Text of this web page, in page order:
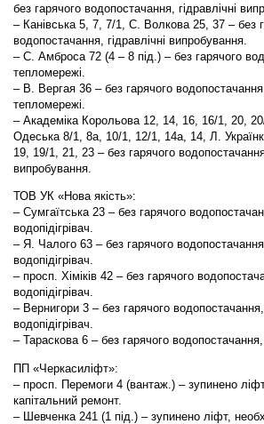
без гарячого водопостачання, гідравлічні
– Канівська 5, 7, 7/1, С. Волкова 25, 37 – без
водопостачання, гідравлічні випробування.
– С. Амброса 72 (4 – 8 під.) – без гарячого
тепломережі.
– В. Вергая 36 – без гарячого
тепломережі.
– Академіка Корольова 12, 14, 16, 16/1, 20,
Одеська 8/1, 8а, 10/1, 12/1, 14а, 14, Л.
19, 19/1, 21, 23 – без гарячого
випробування.
ТОВ УК «Нова якість»:
– Сумгаїтська 23 – без гарячого
водопідігрівач.
– Я. Чалого 63 – без гарячого
водопідігрівач.
– просп. Хіміків 42 – без гарячого
водопідігрівач.
– Вернигори 3 – без гарячого
водопідігрівач.
– Тараскова 6 – без гарячого
ПП «Черкасиліфт»:
– просп. Перемоги 4 (вантаж.) – зупинено
капітальний ремонт.
– Шевченка 241 (1 під.) – зупинено ліфт,